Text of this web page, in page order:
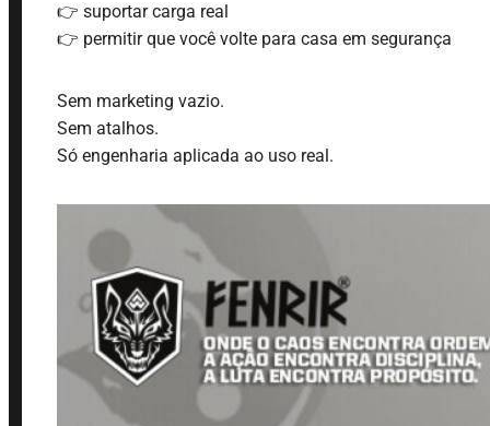
👉 suportar carga real
👉 permitir que você volte para casa em segurança
Sem marketing vazio.
Sem atalhos.
Só engenharia aplicada ao uso real.